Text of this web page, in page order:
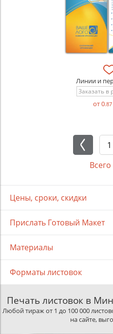
Линии и
Заказать в
от 0.87
Всего
Цены, сроки, скидки
Прислать Готовый Макет
Материалы
Форматы листовок
Печать листовок в
Любой тираж от 1 до 100 000
на сайте,